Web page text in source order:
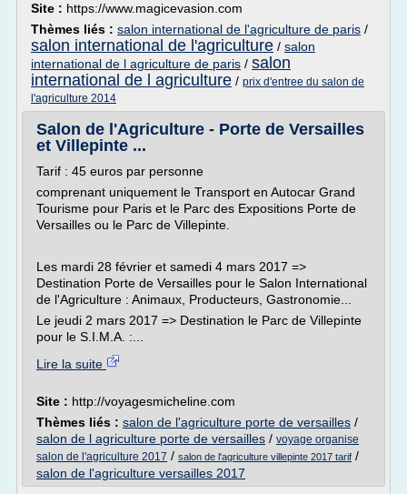
Site : https://www.magicevasion.com
Thèmes liés : salon international de l'agriculture de paris /
salon international de l'agriculture / salon
international de l agriculture de paris / salon
international de l agriculture / prix d'entree du salon de
l'agriculture 2014
Salon de l'Agriculture - Porte de Versailles
et Villepinte ...
Tarif : 45 euros par personne
comprenant uniquement le Transport en Autocar Grand
Tourisme pour Paris et le Parc des Expositions Porte de
Versailles ou le Parc de Villepinte.
Les mardi 28 février et samedi 4 mars 2017 =>
Destination Porte de Versailles pour le Salon International
de l'Agriculture : Animaux, Producteurs, Gastronomie...
Le jeudi 2 mars 2017 => Destination le Parc de Villepinte
pour le S.I.M.A. :...
Lire la suite
Site : http://voyagesmicheline.com
Thèmes liés : salon de l'agriculture porte de versailles /
salon de l agriculture porte de versailles / voyage organise
salon de l'agriculture 2017 / salon de l'agriculture villepinte 2017 tarif /
salon de l'agriculture versailles 2017